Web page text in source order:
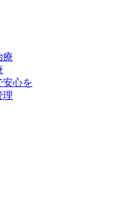
療
安心を
理